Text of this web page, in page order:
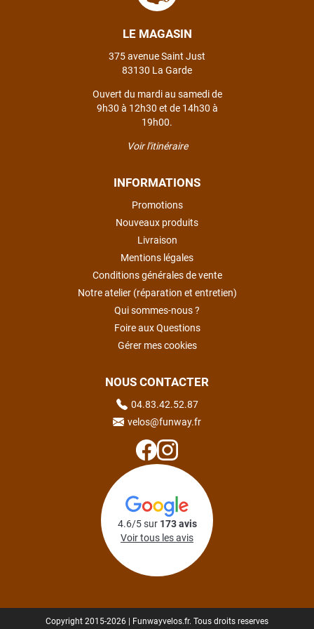
LE MAGASIN
375 avenue Saint Just
83130 La Garde
Ouvert du mardi au samedi de
9h30 à 12h30 et de 14h30 à
19h00.
Voir l'itinéraire
INFORMATIONS
Promotions
Nouveaux produits
Livraison
Mentions légales
Conditions générales de vente
Notre atelier (réparation et entretien)
Qui sommes-nous ?
Foire aux Questions
Gérer mes cookies
NOUS CONTACTER
04.83.42.52.87
velos@funway.fr
4.6/5 sur 173 avis
Voir tous les avis
Copyright 2015-2026 | Funwayvelos.fr. Tous droits reserves
J'ai commandé un VAE Bulls Copperhead à un très bon prix.
La livraison a été faite en respectant mes instructions
(livraison différée cause absence). Le vélo était très bien
livraison a été traité efficacement par le SAV dans les
meilleurs délais. Tous les contacts ont été bien suivis, l'équipe
LAISSER UN AVIS